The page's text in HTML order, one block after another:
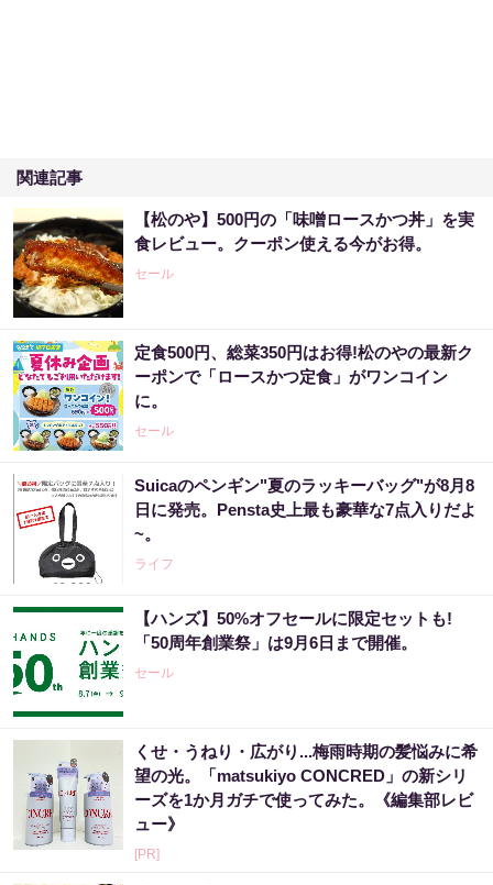
関連記事
【松のや】500円の「味噌ロースかつ丼」を実
食レビュー。クーポン使える今がお得。
セール
定食500円、総菜350円はお得!松のやの最新ク
ーポンで「ロースかつ定食」がワンコイン
に。
セール
Suicaのペンギン"夏のラッキーバッグ"が8月8
日に発売。Pensta史上最も豪華な7点入りだよ
~。
ライフ
【ハンズ】50%オフセールに限定セットも!
「50周年創業祭」は9月6日まで開催。
セール
くせ・うねり・広がり...梅雨時期の髪悩みに希
望の光。「matsukiyo CONCRED」の新シリ
ーズを1か月ガチで使ってみた。《編集部レビ
ュー》
[PR]